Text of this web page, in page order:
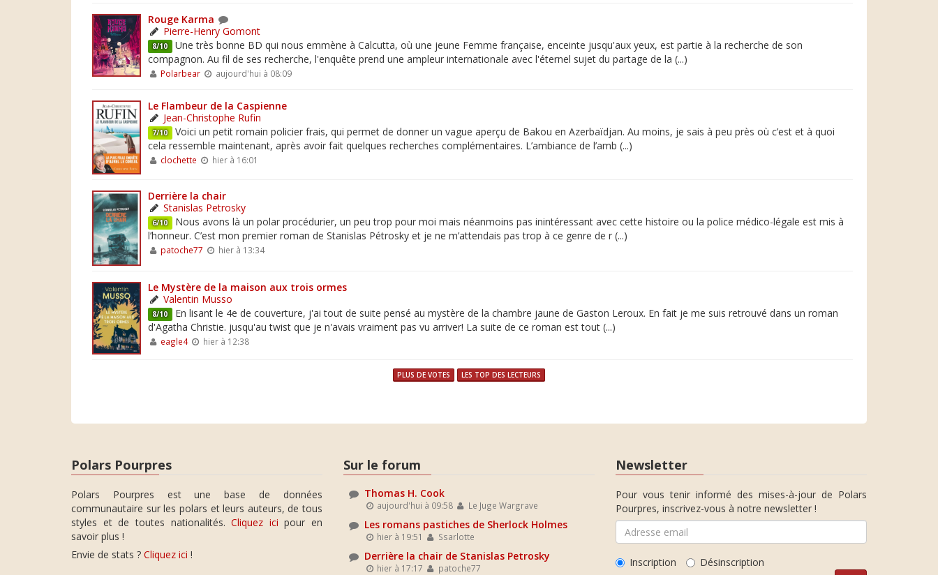
Rouge Karma
Pierre-Henry Gomont
8/10 Une très bonne BD qui nous emmène à Calcutta, où une jeune Femme française, enceinte jusqu'aux yeux, est partie à la recherche de son
compagnon. Au fil de ses recherche, l'enquête prend une ampleur internationale avec l'éternel sujet du partage de la (...)
Polarbear aujourd'hui à 08:09
Le Flambeur de la Caspienne
Jean-Christophe Rufin
7/10 Voici un petit romain policier frais, qui permet de donner un vague aperçu de Bakou en Azerbaïdjan. Au moins, je sais à peu près où c’est et à quoi
cela ressemble maintenant, après avoir fait quelques recherches complémentaires. L’ambiance de l’amb (...)
clochette hier à 16:01
Derrière la chair
Stanislas Petrosky
6/10 Nous avons là un polar procédurier, un peu trop pour moi mais néanmoins pas inintéressant avec cette histoire ou la police médico-légale est mis à
l’honneur. C’est mon premier roman de Stanislas Pétrosky et je ne m’attendais pas trop à ce genre de r (...)
patoche77 hier à 13:34
Le Mystère de la maison aux trois ormes
Valentin Musso
8/10 En lisant le 4e de couverture, j'ai tout de suite pensé au mystère de la chambre jaune de Gaston Leroux. En fait je me suis retrouvé dans un roman
d'Agatha Christie. jusqu'au twist que je n'avais vraiment pas vu arriver! La suite de ce roman est tout (...)
eagle4 hier à 12:38
PLUS DE VOTES LES TOP DES LECTEURS
Polars Pourpres
Polars Pourpres est une base de données
communautaire sur les polars et leurs auteurs, de tous
styles et de toutes nationalités.Cliquez ici pour en
savoir plus !
Envie de stats ? Cliquez ici !
Sur le forum
Thomas H. Cook
aujourd'hui à 09:58 Le Juge Wargrave
Les romans pastiches de Sherlock Holmes
hier à 19:51 Ssarlotte
Derrière la chair de Stanislas Petrosky
hier à 17:17 patoche77
Newsletter
Pour vous tenir informé des mises-à-jour de Polars
Pourpres, inscrivez-vous à notre newsletter !
Inscription Désinscription